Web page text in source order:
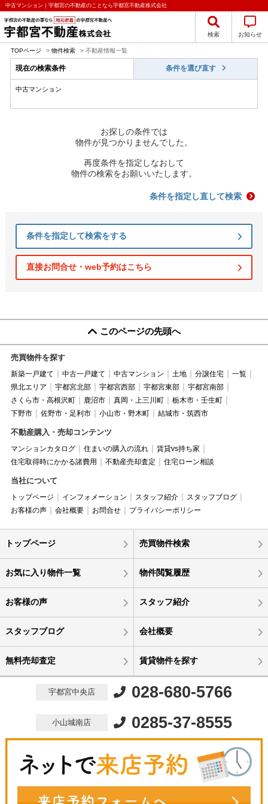
中古マンション｜宇都宮の不動産のことなら宇都宮不動産株式会社
検索 お知らせ
TOPページ > 物件検索 > 不動産情報一覧
現在の検索条件 条件を選び直す
中古マンション
お探しの条件では
物件が見つかりませんでした。
再度条件を指定しなおして
物件の検索をお願いいたします。
条件を指定し直して検索
条件を指定して検索をする
直接お問合せ・web予約はこちら
このページの先頭へ
売買物件を探す
新築一戸建て 中古一戸建て 中古マンション 土地 分譲住宅
一覧
県北エリア
宇都宮北部 宇都宮西部 宇都宮東部
宇都宮南部
さくら市・高根沢町
鹿沼市 真岡・上三川町
栃木市・壬生町
下野市
佐野市・足利市 小山市・野木町 結城市・筑西市
不動産購入・売却コンテンツ
マンションカタログ 住まいの購入の流れ
賃貸vs持ち家
住宅取得時にかかる諸費用
不動産売却査定 住宅ローン相談
当社について
トップページ インフォメーション スタッフ紹介
スタッフブログ
お客様の声
会社概要 お問合せ プライバシーポリシー
トップページ 売買物件検索
お気に入り物件一覧 物件閲覧履歴
お客様の声 スタッフ紹介
スタッフブログ 会社概要
無料売却査定 賃貸物件を探す
宇都宮中央店 028-680-5766
小山城南店 0285-37-8555